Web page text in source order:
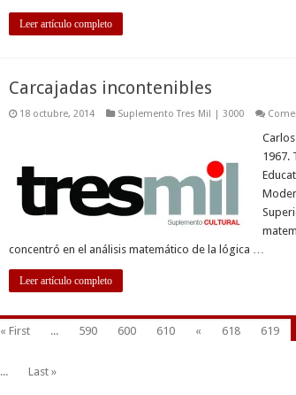
Leer artículo completo
Carcajadas incontenibles
18 octubre, 2014 Suplemento Tres Mil | 3000
1967.
concentró en el análisis matemático de la lógica …
Leer artículo completo
« First ... 590 600 610 « 618 619
...
Last »